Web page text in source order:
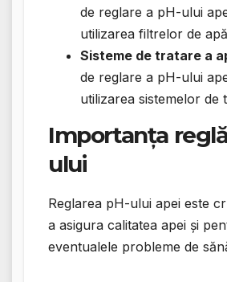
de reglare a pH-ului
utilizarea filtrelor de apă
Sisteme de tratare a
de reglare a pH-ului
utilizarea sistemelor de
Importanța
ului
Reglarea pH-ului apei este
a asigura calitatea apei și
eventualele probleme de